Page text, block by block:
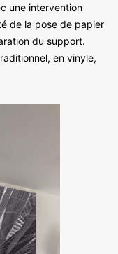
une intervention
de la pose de papier
du support.
en vinyle,